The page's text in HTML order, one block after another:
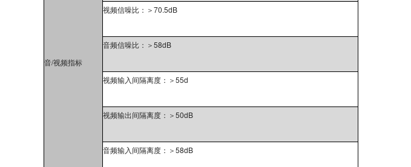
音/视频指标
视频信噪比： ＞ 70.5dB
音频信噪比： ＞ 58dB
视频输入间隔离度： ＞ 55d
视频输出间隔离度： ＞ 50dB
音频输入间隔离度： ＞ 58dB